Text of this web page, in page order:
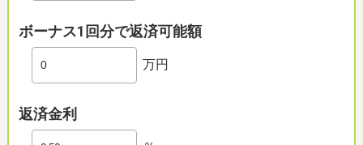
ボーナス1回分で返済可能額
万円
返済金利